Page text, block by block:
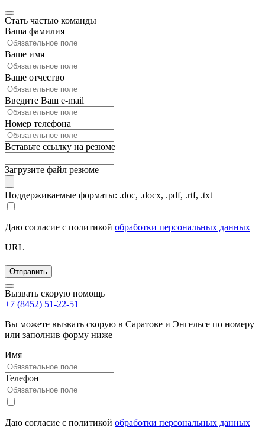
Стать частью команды
Ваша фамилия
Ваше имя
Ваше отчество
Введите Ваш e-mail
Номер телефона
Вставьте ссылку на резюме
Загрузите файл резюме
Поддерживаемые форматы: .doc, .docx, .pdf, .rtf, .txt
Даю согласие с политикой обработки персональных данных
URL
Вызвать скорую помощь
+7 (8452) 51-22-51
Вы можете вызвать скорую в Саратове и Энгельсе по номеру
или заполнив форму ниже
Имя
Телефон
Даю согласие с политикой обработки персональных данных